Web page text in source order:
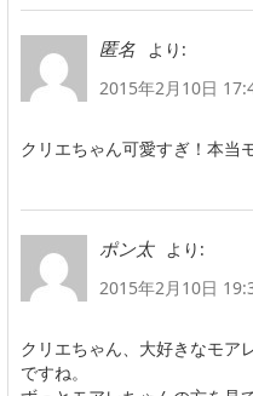
匿名
より:
2015年2月10日
クリエちゃん可愛すぎ！本当
ポン太
より:
2015年2月10日
クリエちゃん、大好きなモア
ですね。